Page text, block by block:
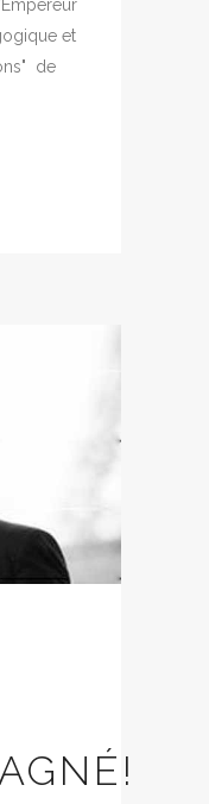
et
de